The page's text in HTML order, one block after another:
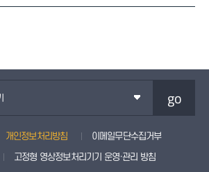
go
개인정보처리방침
이메일무단수집거부
고정형 영상정보처리기기 운영·관리 방침